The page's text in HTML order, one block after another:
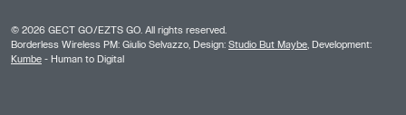
© 2026 GECT GO/EZTS GO. All rights reserved.
Borderless Wireless PM: Giulio Selvazzo, Design: Studio But Maybe , Development:
Kumbe - Human to Digital